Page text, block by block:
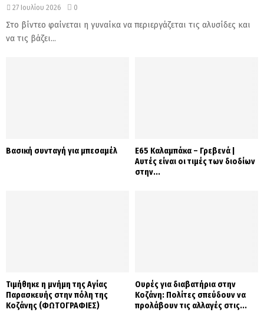
27 Ιουλίου 2026 0
Στο βίντεο φαίνεται η γυναίκα να περιεργάζεται τις αλυσίδες και
να τις βάζει...
Βασική συνταγή για μπεσαμέλ
Ε65 Καλαμπάκα – Γρεβενά |
Αυτές είναι οι τιμές των διοδίων
στην...
Τιμήθηκε η μνήμη της Αγίας
Παρασκευής στην πόλη της
Κοζάνης (ΦΩΤΟΓΡΑΦΙΕΣ)
Ουρές για διαβατήρια στην
Κοζάνη: Πολίτες σπεύδουν να
προλάβουν τις αλλαγές στις...